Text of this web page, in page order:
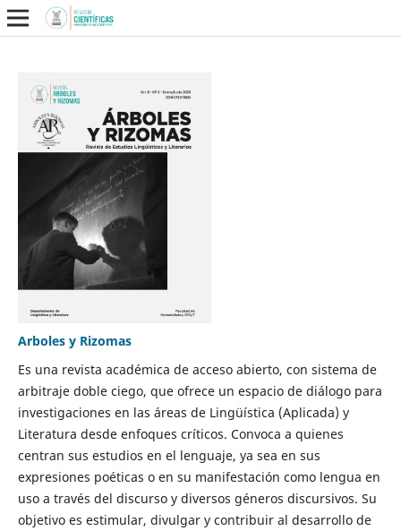
Arboles y Rizomas
Es una revista académica de acceso abierto, con sistema de
arbitraje doble ciego, que ofrece un espacio de diálogo para
investigaciones en las áreas de Lingüística (Aplicada) y
Literatura desde enfoques críticos. Convoca a quienes
centran sus estudios en el lenguaje, ya sea en sus
expresiones poéticas o en su manifestación como lengua en
uso a través del discurso y diversos géneros discursivos. Su
objetivo es estimular, divulgar y contribuir al desarrollo de